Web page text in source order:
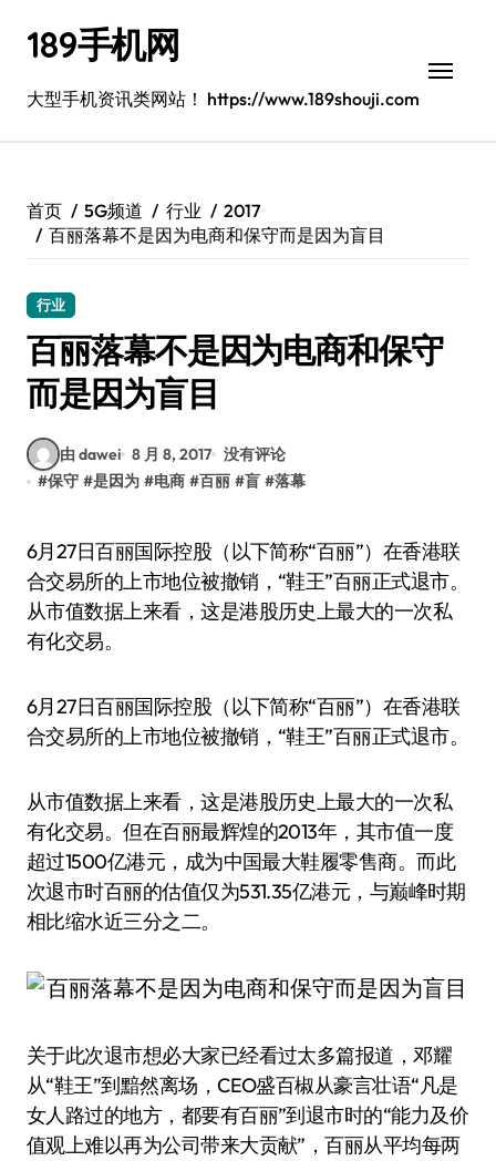
189手机网
大型手机资讯类网站！ https://www.189shouji.com
首页 5G频道 行业
2017
百丽落幕不是因为电商和保守而是因为盲目
行业
百丽落幕不是因为电商和保守
而是因为盲目
由 dawei 8 月 8, 2017 没有评论
#保守 #是因为 #电商 #百丽 #盲 #落幕
6月27日百丽国际控股（以下简称“百丽”）在香港联
合交易所的上市地位被撤销，“鞋王”百丽正式退市。
从市值数据上来看，这是港股历史上最大的一次私
有化交易。
6月27日百丽国际控股（以下简称“百丽”）在香港联
合交易所的上市地位被撤销，“鞋王”百丽正式退市。
从市值数据上来看，这是港股历史上最大的一次私
有化交易。但在百丽最辉煌的2013年，其市值一度
超过1500亿港元，成为中国最大鞋履零售商。而此
次退市时百丽的估值仅为531.35亿港元，与巅峰时期
相比缩水近三分之二。
关于此次退市想必大家已经看过太多篇报道，邓耀
从“鞋王”到黯然离场，CEO盛百椒从豪言壮语“凡是
女人路过的地方，都要有百丽”到退市时的“能力及价
值观上难以再为公司带来大贡献”，百丽从平均每两